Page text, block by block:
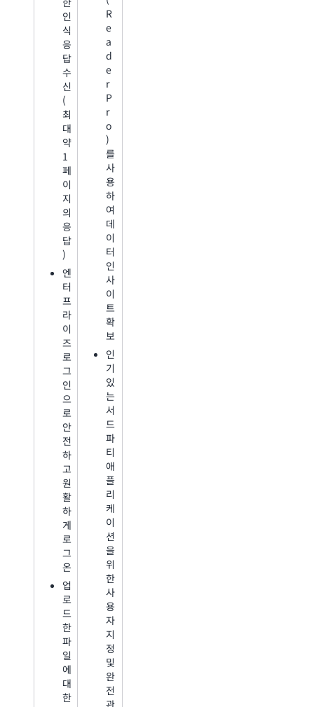
인
식
응
답
수
신
(
최
대
약
1
페
이
지
의
응
답
)
엔
터
프
라
이
즈
로
그
인
으
로
안
전
하
고
원
활
하
게
로
그
온
업
로
드
한
파
일
에
대
한
R
e
a
d
e
r
P
r
o
)
를
사
용
하
여
데
이
터
인
사
이
트
확
보
인
기
있
는
서
드
파
티
애
플
리
케
이
션
을
위
한
사
용
자
지
정
및
완
전
관